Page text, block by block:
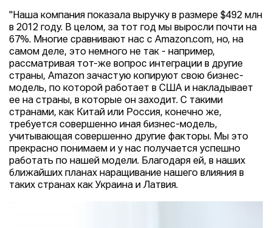
"Наша компания показала выручку в размере $492 млн
в 2012 году. В целом, за тот год мы выросли почти на
67%. Многие сравнивают нас с Amazon.com, но, на
самом деле, это немного не так - например,
рассматривая тот-же вопрос интеграции в другие
страны, Amazon зачастую копируют свою бизнес-
модель, по которой работает в США и накладывает
ее на страны, в которые он заходит. С такими
странами, как Китай или Россия, конечно же,
требуется совершенно иная бизнес-модель,
учитывающая совершенно другие факторы. Мы это
прекрасно понимаем и у нас получается успешно
работать по нашей модели. Благодаря ей, в наших
ближайших планах наращивание нашего влияния в
таких странах как Украина и Латвия.